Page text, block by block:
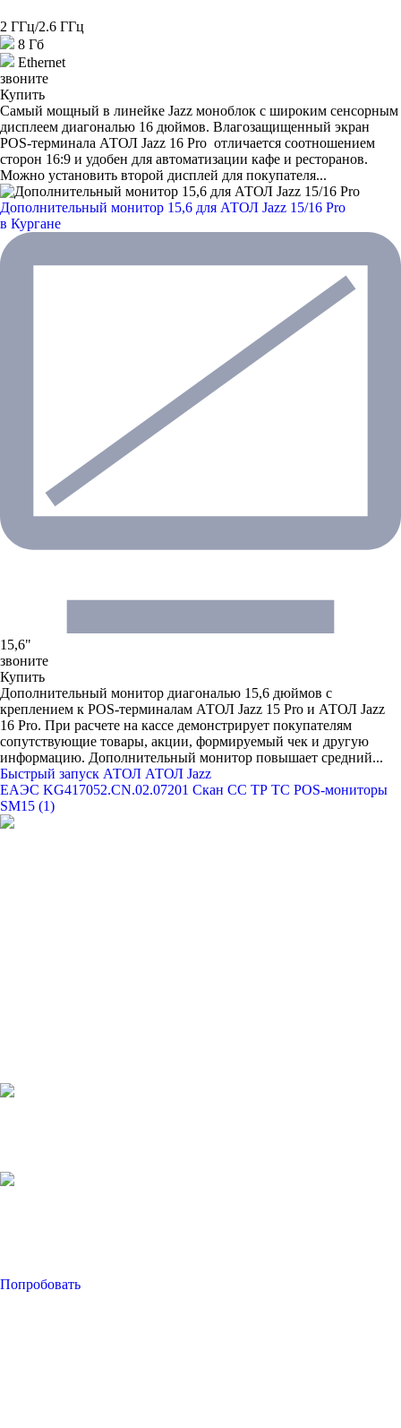
2 ГГц/2.6 ГГц
8 Гб
Ethernet
звоните
Купить
Самый мощный в линейке Jazz моноблок с широким сенсорным
дисплеем диагональю 16 дюймов. Влагозащищенный экран
POS-терминала АТОЛ Jazz 16 Pro отличается соотношением
сторон 16:9 и удобен для автоматизации кафе и ресторанов.
Можно установить второй дисплей для покупателя...
Дополнительный монитор 15,6 для АТОЛ Jazz 15/16 Pro
в Кургане
15,6"
звоните
Купить
Дополнительный монитор диагональю 15,6 дюймов с
креплением к POS-терминалам АТОЛ Jazz 15 Pro и АТОЛ Jazz
16 Pro. При расчете на кассе демонстрирует покупателям
сопутствующие товары, акции, формируемый чек и другую
информацию. Дополнительный монитор повышает средний...
Быстрый запуск АТОЛ АТОЛ Jazz
ЕАЭС KG417052.CN.02.07201 Скан СС ТР ТС POS-мониторы
SM15 (1)
Попробовать